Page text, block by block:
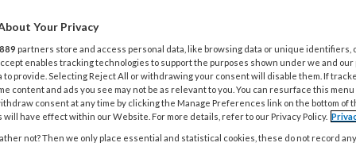
Opslaan Reacties 0 Delen
Een
7
Your Privacy
889 partners store and access personal data, like browsing data or unique identifiers,
enables tracking technologies to support the purposes shown under we and
to provide. Selecting Reject All or withdrawing your consent will disable them. If
content and ads you see may not be as relevant to you. You can resurface this
consent at any time by clicking the Manage Preferences link on the bottom of
will have effect within our Website. For more details, refer to our Privacy Policy.
not? Then we only place essential and statistical cookies, these do not record